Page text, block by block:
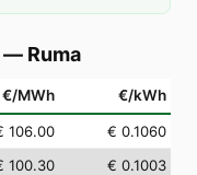
— Ruma
€/MWh €/kWh
106.00
€ 0.1060
100.30
€ 0.1003